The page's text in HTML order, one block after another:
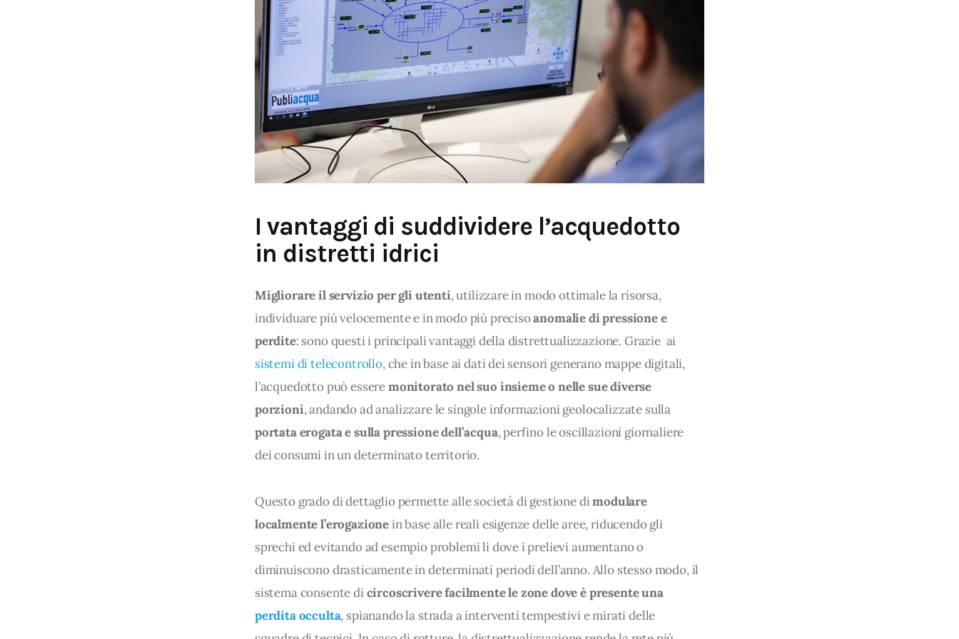
Cliccando su "Accetta tutti", l'Utente accetta di memorizzare tutti i cookie sul dispositivo per le finalità sopra indicate.
Cliccando su "Personalizza" l’Utente può gestire direttamente le proprie preferenze selezionando i singoli cookie desiderati
e le terze parti destinatarie della condivisione di informazioni sopra indicata.
Cliccando su "Rifiuta" o sulla "X" posizionata in alto a destra in questo banner l’Utente rifiuta tutti i cookie con la sola
eccezione dei cookie tecnici. La chiusura del presente banner comporta il permanere delle impostazioni di default e
dunque la continuazione della navigazione in assenza di cookie o altri sistemi di tracciamento ad esclusione di quelli
tecnici indispensabili per una corretta visualizzazione della pagina.
I vantaggi di suddividere l’acquedotto
in distretti idrici
Migliorare il servizio per gli utenti, utilizzare in modo ottimale la risorsa,
individuare più velocemente e in modo più preciso anomalie di pressione e
perdite: sono questi i principali vantaggi della distrettualizzazione. Grazie  ai
sistemi di telecontrollo, che in base ai dati dei sensori generano mappe digitali,
l’acquedotto può essere monitorato nel suo insieme o nelle sue diverse
porzioni, andando ad analizzare le singole informazioni geolocalizzate sulla
portata erogata e sulla pressione dell’acqua, perfino le oscillazioni giornaliere
dei consumi in un determinato territorio.
Questo grado di dettaglio permette alle società di gestione di modulare
localmente l’erogazione in base alle reali esigenze delle aree, riducendo gli
sprechi ed evitando ad esempio problemi lì dove i prelievi aumentano o
diminuiscono drasticamente in determinati periodi dell’anno. Allo stesso modo, il
sistema consente di circoscrivere facilmente le zone dove è presente una
perdita occulta, spianando la strada a interventi tempestivi e mirati delle